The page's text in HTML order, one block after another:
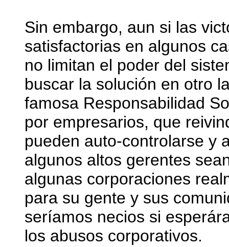
Sin embargo, aun si las
satisfactorias en algunos
no limitan el poder del
buscar la solución en otro
famosa Responsabilidad
por empresarios, que
pueden auto-controlarse y
algunos altos gerentes
algunas corporaciones
para su gente y sus
seríamos necios si
los abusos corporativos.